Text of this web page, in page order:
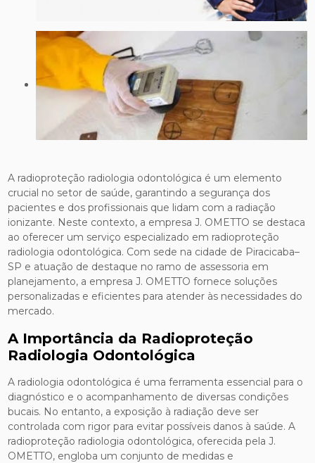
A radioproteção radiologia odontológica é um elemento
crucial no setor de saúde, garantindo a segurança dos
pacientes e dos profissionais que lidam com a radiação
ionizante. Neste contexto, a empresa J. OMETTO se destaca
ao oferecer um serviço especializado em radioproteção
radiologia odontológica. Com sede na cidade de Piracicaba–
SP e atuação de destaque no ramo de assessoria em
planejamento, a empresa J. OMETTO fornece soluções
personalizadas e eficientes para atender às necessidades do
mercado.
A Importância da Radioproteção
Radiologia Odontológica
A radiologia odontológica é uma ferramenta essencial para o
diagnóstico e o acompanhamento de diversas condições
bucais. No entanto, a exposição à radiação deve ser
controlada com rigor para evitar possíveis danos à saúde. A
radioproteção radiologia odontológica, oferecida pela J.
OMETTO, engloba um conjunto de medidas e